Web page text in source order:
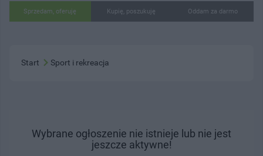
Sprzedam, oferuję Kupię, poszukuję Oddam za darmo
Start Sport i rekreacja
Wybrane ogłoszenie nie istnieje lub nie jest
jeszcze aktywne!